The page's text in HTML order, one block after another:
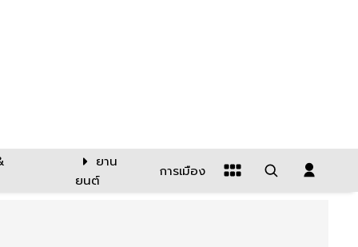
ยาน
ยนต์
การเมือง